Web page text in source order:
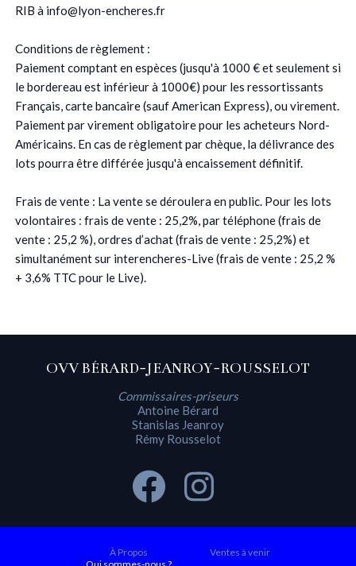
RIB à info@lyon-encheres.fr
Conditions de règlement :
Paiement comptant en espèces (jusqu'à 1000 € et seulement si
le bordereau est inférieur à 1000€) pour les ressortissants
Français, carte bancaire (sauf American Express), ou virement.
Paiement par virement obligatoire pour les acheteurs Nord-
Américains. En cas de règlement par chèque, la délivrance des
lots pourra être différée jusqu'à encaissement définitif.
Frais de vente : La vente se déroulera en public. Pour les lots
volontaires : frais de vente : 25,2%, par téléphone (frais de
vente : 25,2 %), ordres d’achat (frais de vente : 25,2%) et
simultanément sur interencheres-Live (frais de vente : 25,2 %
+ 3,6% TTC pour le Live).
OVV BÉRARD-JEANROY-ROUSSELOT
Commissaires-priseurs
Antoine Bérard
Stanislas Jeanroy
Rémy Rousselot
À Propos
Ventes à venir